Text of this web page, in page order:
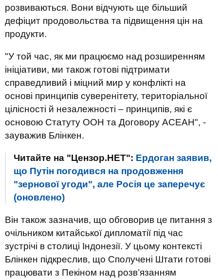
розвиваються. Вони відчують ще більший
дефіцит продовольства та підвищення цін на
продукти.
"У той час, як ми працюємо над розширенням
ініціативи, ми також готові підтримати
справедливий і міцний мир у конфлікті на
основі принципів суверенітету, територіальної
цілісності й незалежності – принципів, які є
основою Статуту ООН та Договору АСЕАН", -
зауважив Блінкен.
Читайте на "Цензор.НЕТ": Ердоган заявив,
що Путін погодився на продовження
"зернової угоди", але Росія це заперечує
(оновлено)
Він також зазначив, що обговорив це питання з
очільником китайської дипломатії під час
зустрічі в столиці Індонезії. У цьому контексті
Блінкен підкреслив, що Сполучені Штати готові
працювати з Пекіном над розв’язанням